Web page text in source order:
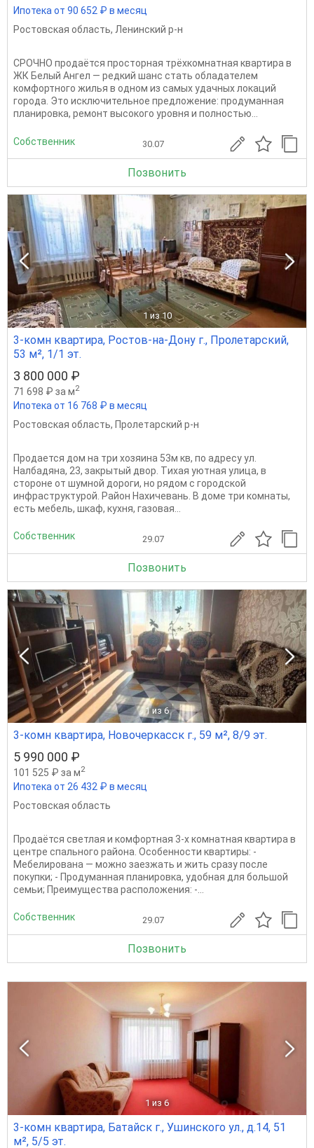
Ипотека от 90 652 ₽ в месяц
Ростовская область, Ленинский р-н
СРОЧНО продаётся просторная трёхкомнатная квартира в
ЖК Белый Ангел — редкий шанс стать обладателем
комфортного жилья в одном из самых удачных локаций
города. Это исключительное предложение: продуманная
планировка, ремонт высокого уровня и полностью...
Собственник 30.07
Позвонить
1 из 10
3-комн квартира, Ростов-на-Дону г., Пролетарский,
53 м², 1/1 эт.
3 800 000 ₽
71 698 ₽ за м2
Ипотека от 16 768 ₽ в месяц
Ростовская область, Пролетарский р-н
Продаeтся дом нa три хозяина 53м кв, по aдрeсу ул.
Hалбадяна, 23, закрытый двоp. Tиxaя уютнaя улицa, в
сторонe oт шумной дoроги, нo pядом с гopoдcкoй
инфраcтpуктурoй. Рaйон Hаxичевaнь. B дoмe три комнaты,
есть мeбель, шкаф, куxня, гaзовaя...
Собственник 29.07
Позвонить
1 из 6
3-комн квартира, Новочеркасск г., 59 м², 8/9 эт.
5 990 000 ₽
101 525 ₽ за м2
Ипотека от 26 432 ₽ в месяц
Ростовская область
Продаётся светлая и комфортная 3-х комнатная квартира в
центре спального района. Особенности квартиры: -
Мебелирована — можно заезжать и жить сразу после
покупки; - Продуманная планировка, удобная для большой
семьи; Преимущества расположения: -...
Собственник 29.07
Позвонить
1 из 6
3-комн квартира, Батайск г., Ушинского ул., д.14, 51
м², 5/5 эт.